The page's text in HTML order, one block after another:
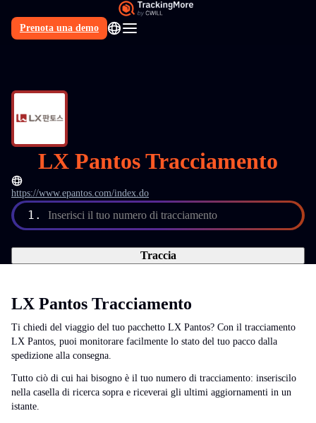
Prenota una demo
IT
LX Pantos Tracciamento
https://www.epantos.com/index.do
1. Inserisci il tuo numero di tracciamento
Traccia
LX Pantos Tracciamento
Ti chiedi del viaggio del tuo pacchetto LX Pantos? Con il tracciamento
LX Pantos, puoi monitorare facilmente lo stato del tuo pacco dalla
spedizione alla consegna.
Tutto ciò di cui hai bisogno è il tuo numero di tracciamento: inseriscilo
nella casella di ricerca sopra e riceverai gli ultimi aggiornamenti in un
istante.